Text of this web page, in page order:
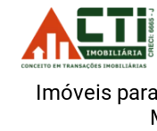
Imóveis